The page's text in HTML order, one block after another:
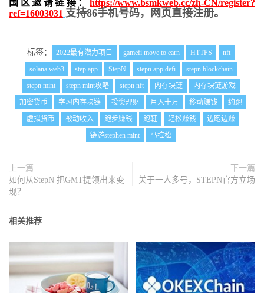
国区邀请链接： https://www.bsmkweb.cc/zh-CN/register?
ref=16003031 支持86手机号码，网页直接注册。
标签： 2022最有潜力项目 gamefi move to earn HTTPS
nft
solana web3
step app StepN stepn app defi
stepn blockchain
stepn mint
stepn mint攻略 stepn nft 内存块链
内存块链游戏
加密货币
学习内存块链 投资理财 月入十万 移动赚钱
约跑
虚拟货币
被动收入 跑步赚钱 跑鞋 轻松赚钱
边跑边赚
链游stephen mint
马拉松
上一篇
如何从StepN 把GMT提领出来变
现？
下一篇
关于一人多号，STEPN官方立场
相关推荐